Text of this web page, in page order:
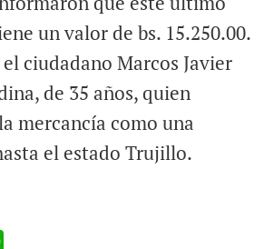
un valor de bs. 15.250.00.
ciudadano Marcos Javier
de 35 años, quien
mercancía como una
el estado Trujillo.